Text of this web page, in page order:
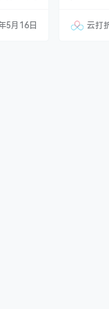
即时同
seo，
5月16日
行业也可
的即可；
云打